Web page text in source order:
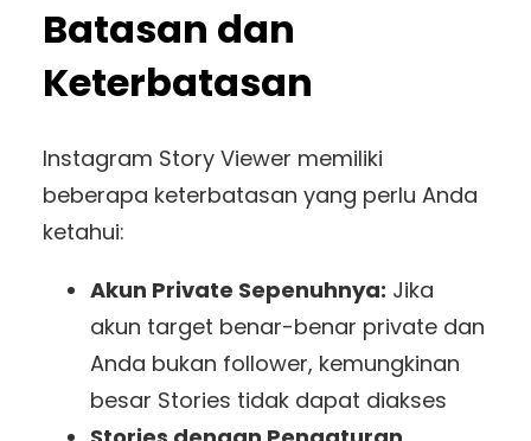
Batasan dan
Keterbatasan
Instagram Story Viewer memiliki
beberapa keterbatasan yang perlu Anda
ketahui:
Akun Private Sepenuhnya: Jika
akun target benar-benar private dan
Anda bukan follower, kemungkinan
besar Stories tidak dapat diakses